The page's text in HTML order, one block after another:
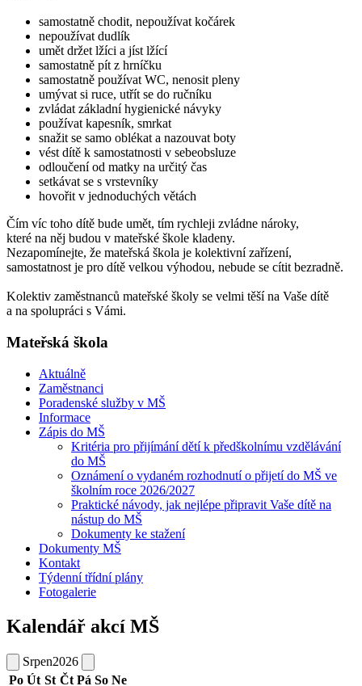
samostatně chodit, nepoužívat kočárek
nepoužívat dudlík
umět držet lžíci a jíst lžící
samostatně pít z hrníčku
samostatně používat WC, nenosit pleny
umývat si ruce, utřít se do ručníku
zvládat základní hygienické návyky
používat kapesník, smrkat
snažit se samo oblékat a nazouvat boty
vést dítě k samostatnosti v sebeobsluze
odloučení od matky na určitý čas
setkávat se s vrstevníky
hovořit v jednoduchých větách
Čím víc toho dítě bude umět, tím rychleji zvládne nároky,
které na něj budou v mateřské škole kladeny.
Nezapomínejte, že mateřská škola je kolektivní zařízení,
samostatnost je pro dítě velkou výhodou,­ nebude se cítit bezradně.
Kolektiv zaměstnanců mateřské školy se velmi těší na Vaše dítě
a na spolupráci s Vámi.
Mateřská škola
Aktuálně
Zaměstnanci
Poradenské služby v MŠ
Informace
Zápis do MŠ
Kritéria pro přijímání dětí k předškolnímu vzdělávání
do MŠ
Oznámení o vydaném rozhodnutí o přijetí do MŠ ve
školním roce 2026/2027
Praktické návody, jak nejlépe připravit Vaše dítě na
nástup do MŠ
Dokumenty ke stažení
Dokumenty MŠ
Kontakt
Týdenní třídní plány
Fotogalerie
Kalendář akcí MŠ
Srpen2026
Po Út St Čt Pá So Ne